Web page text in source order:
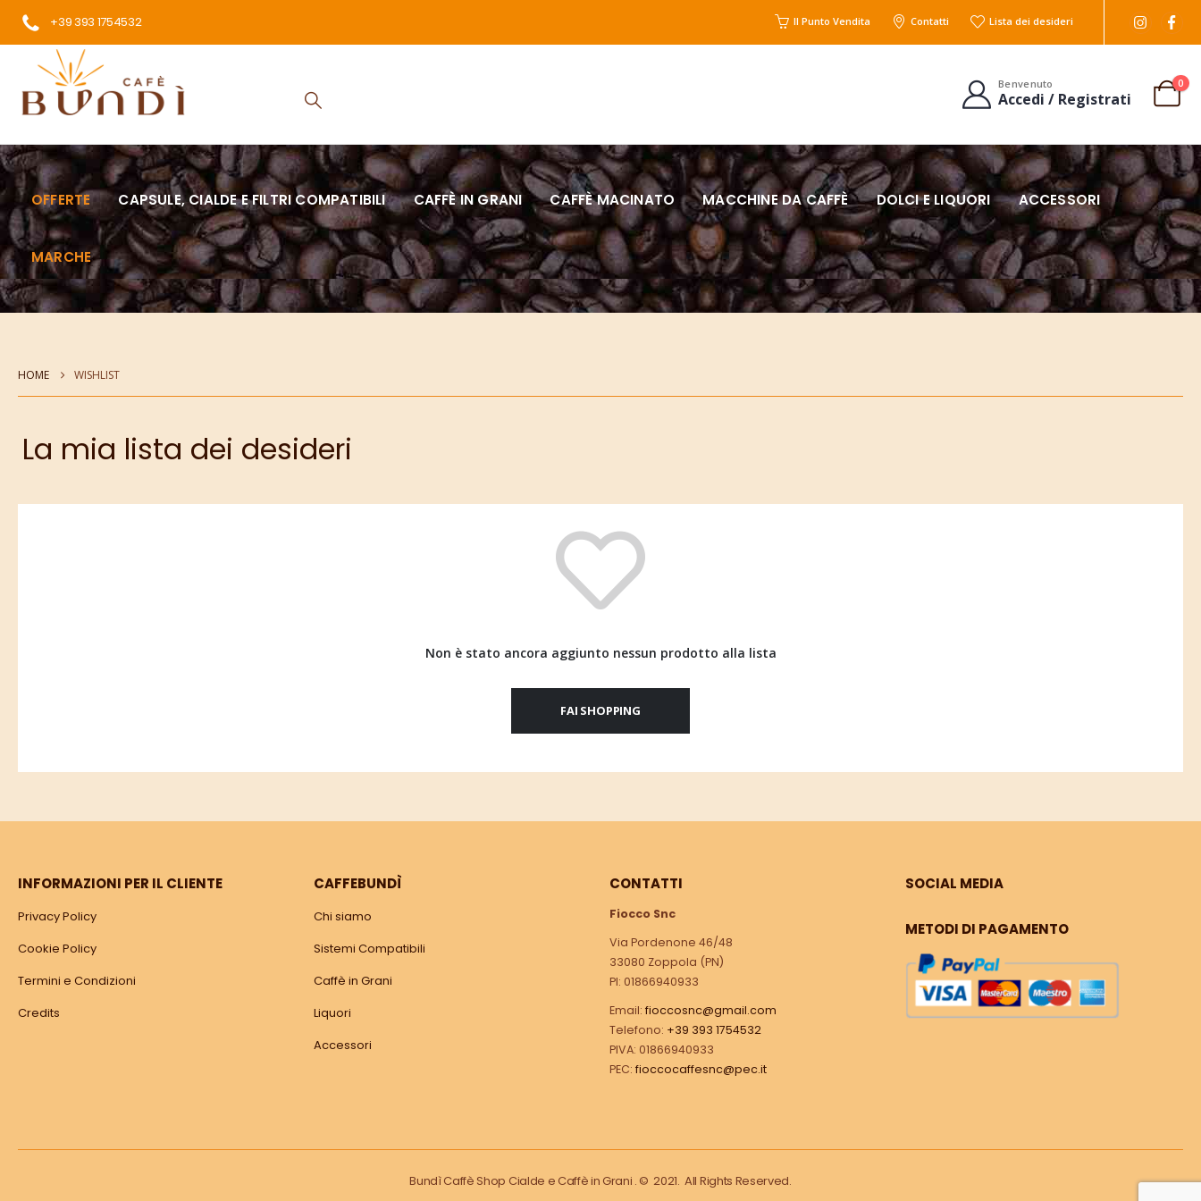
+39 393 1754532 Il Punto Vendita Contatti Lista dei desideri
Benvenuto
Accedi / Registrati
0
OFFERTE CAPSULE, CIALDE E FILTRI COMPATIBILI CAFFÈ IN GRANI CAFFÈ MACINATO MACCHINE DA CAFFÈ DOLCI E LIQUORI ACCESSORI
MARCHE
HOME WISHLIST
La mia lista dei desideri
Non è stato ancora aggiunto nessun prodotto alla lista
FAI SHOPPING
INFORMAZIONI PER IL CLIENTE
Privacy Policy
Cookie Policy
Termini e Condizioni
Credits
CAFFEBUNDÌ
Chi siamo
Sistemi Compatibili
Caffè in Grani
Liquori
Accessori
CONTATTI
Fiocco Snc
Via Pordenone 46/48
33080 Zoppola (PN)
PI: 01866940933
Email: fioccosnc@gmail.com
Telefono: +39 393 1754532
PIVA: 01866940933
PEC: fioccocaffesnc@pec.it
SOCIAL MEDIA
METODI DI PAGAMENTO
Bundì Caffè Shop Cialde e Caffè in Grani . © 2021. All Rights Reserved.